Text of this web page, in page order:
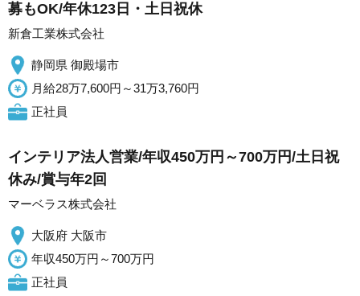
募もOK/年休123日・土日祝休
新倉工業株式会社
静岡県 御殿場市
月給28万7,600円～31万3,760円
正社員
インテリア法人営業/年収450万円～700万円/土日祝
休み/賞与年2回
マーベラス株式会社
大阪府 大阪市
年収450万円～700万円
正社員